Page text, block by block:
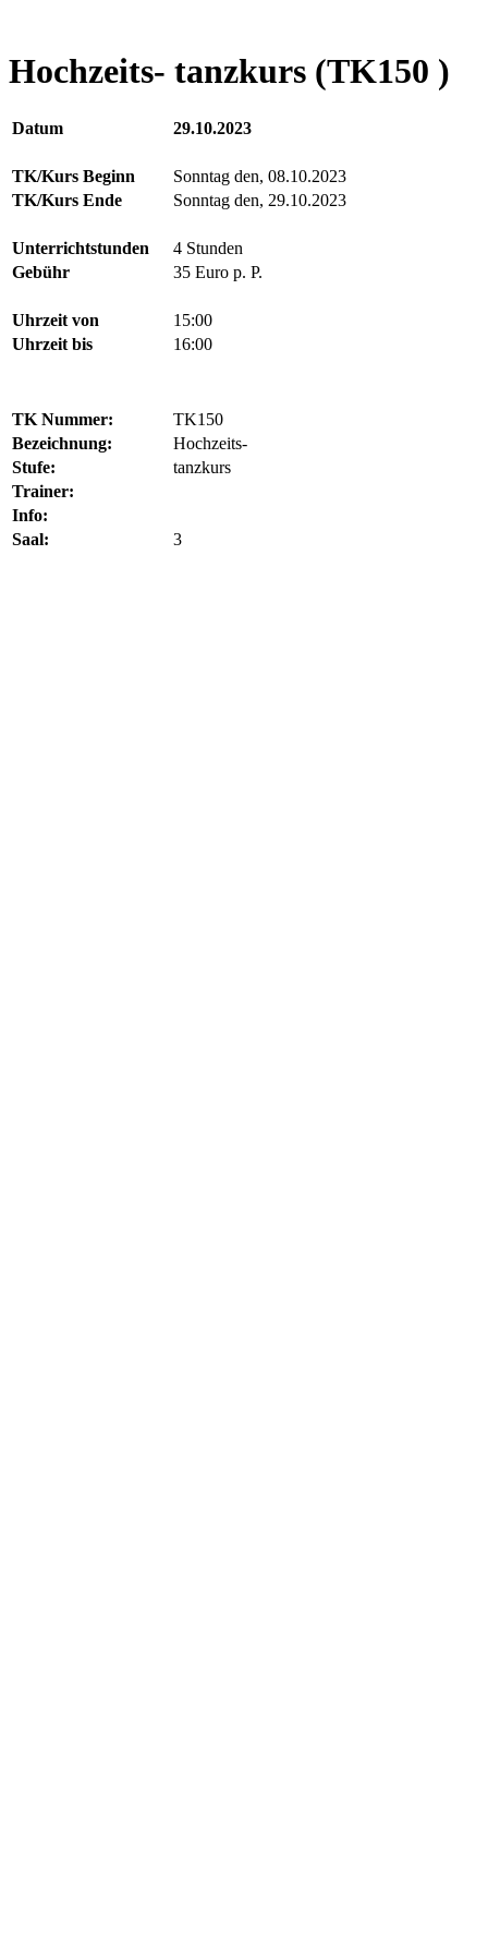
Hochzeits- tanzkurs (TK150 )
Datum 29.10.2023
TK/Kurs Beginn
Sonntag den, 08.10.2023
TK/Kurs Ende
Sonntag den, 29.10.2023
Unterrichtstunden
4 Stunden
Gebühr
35 Euro p. P.
Uhrzeit von
15:00
Uhrzeit bis
16:00
TK Nummer:
TK150
Bezeichnung:
Hochzeits-
Stufe:
tanzkurs
Trainer:
Info:
Saal:
3